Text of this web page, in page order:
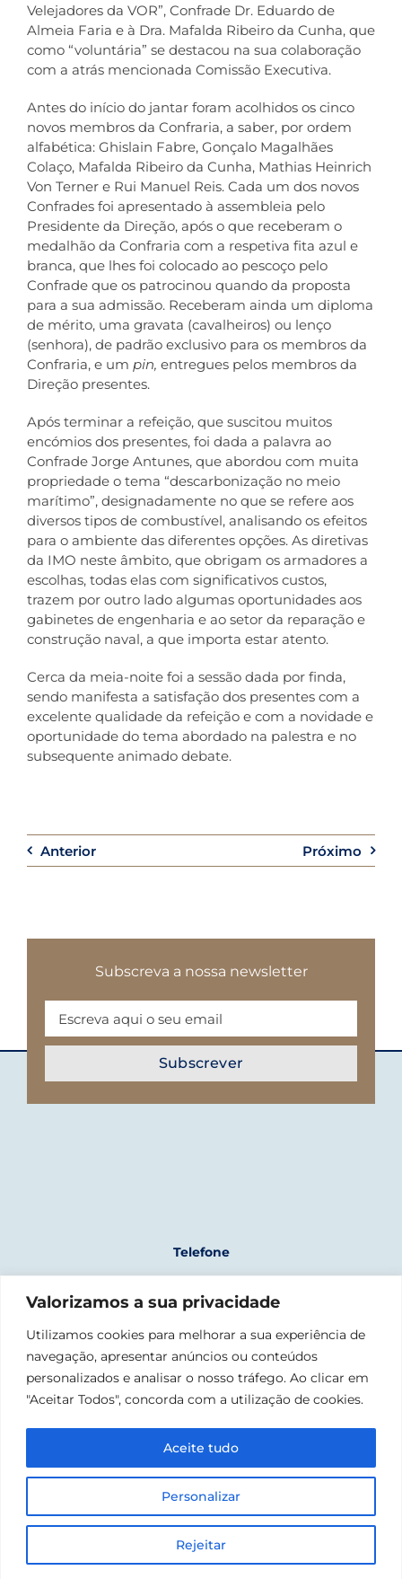
Valorizamos a sua privacidade
Utilizamos cookies para melhorar a sua experiência de
navegação, apresentar anúncios ou conteúdos
personalizados e analisar o nosso tráfego. Ao clicar em
"Aceitar Todos", concorda com a utilização de cookies.
Personalizar
Rejeitar
Aceite tudo
Velejadores da VOR”, Confrade Dr. Eduardo de
Almeia Faria e à Dra. Mafalda Ribeiro da Cunha, que
como “voluntária” se destacou na sua colaboração
com a atrás mencionada Comissão Executiva.
Antes do início do jantar foram acolhidos os cinco
novos membros da Confraria, a saber, por ordem
alfabética: Ghislain Fabre, Gonçalo Magalhães
Colaço, Mafalda Ribeiro da Cunha, Mathias Heinrich
Von Terner e Rui Manuel Reis. Cada um dos novos
Confrades foi apresentado à assembleia pelo
Presidente da Direção, após o que receberam o
medalhão da Confraria com a respetiva fita azul e
branca, que lhes foi colocado ao pescoço pelo
Confrade que os patrocinou quando da proposta
para a sua admissão. Receberam ainda um diploma
de mérito, uma gravata (cavalheiros) ou lenço
(senhora), de padrão exclusivo para os membros da
Confraria, e um pin, entregues pelos membros da
Direção presentes.
Após terminar a refeição, que suscitou muitos
encómios dos presentes, foi dada a palavra ao
Confrade Jorge Antunes, que abordou com muita
propriedade o tema “descarbonização no meio
marítimo”, designadamente no que se refere aos
diversos tipos de combustível, analisando os efeitos
para o ambiente das diferentes opções. As diretivas
da IMO neste âmbito, que obrigam os armadores a
escolhas, todas elas com significativos custos,
trazem por outro lado algumas oportunidades aos
gabinetes de engenharia e ao setor da reparação e
construção naval, a que importa estar atento.
Cerca da meia-noite foi a sessão dada por finda,
sendo manifesta a satisfação dos presentes com a
excelente qualidade da refeição e com a novidade e
oportunidade do tema abordado na palestra e no
subsequente animado debate.
Anterior Próximo
Subscreva a nossa newsletter
Telefone
(chamada para rede móvel nacional)
Morada
Fábrica Nacional da Cordoaria
Rua da Junqueira, 1300-342 Lisboa
Email
©2023 CONFRARIA MARÍTIMA – LIGA NAVAL PORTUGUESA. TODOS
OS DIREITOS RESERVADOS
PRIVACY POLICY | BRANDING BYSHIFT
CATIAGUEDES.COM